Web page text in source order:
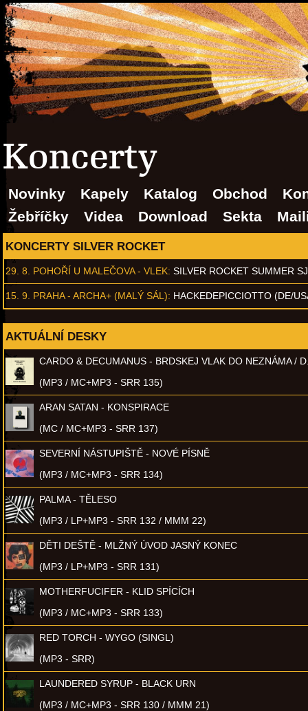
Koncerty
Novinky Kapely Katalog Obchod
Žebříčky
Videa Download Sekta
KONCERTY SILVER ROCKET
29. 8. POHOŘÍ U MALEČOVA - VLEK: SILVER ROCKET SUMMER
15. 9. PRAHA - ARCHA+ (MALÝ SÁL): HACKEDEPICCIOTTO (DE/
AKTUÁLNÍ DESKY
CARDO & DECUMANUS - BRDSKEJ VLAK DO NEZNÁMA /
(MP3 / MC+MP3 - SRR 135)
ARAN SATAN - KONSPIRACE
(MC / MC+MP3 - SRR 137)
SEVERNÍ NÁSTUPIŠTĚ - NOVÉ PÍSNĚ
(MP3 / MC+MP3 - SRR 134)
PALMA - TĚLESO
(MP3 / LP+MP3 - SRR 132 / MMM 22)
DĚTI DEŠTĚ - MLŽNÝ ÚVOD JASNÝ KONEC
(MP3 / LP+MP3 - SRR 131)
MOTHERFUCIFER - KLID SPÍCÍCH
(MP3 / MC+MP3 - SRR 133)
RED TORCH - WYGO (SINGL)
(MP3 - SRR)
LAUNDERED SYRUP - BLACK URN
(MP3 / MC+MP3 - SRR 130 / MMM 21)